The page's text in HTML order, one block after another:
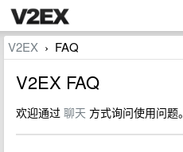
V2EX › FAQ
V2EX FAQ
欢迎通过 聊天 方式询问使用问题。